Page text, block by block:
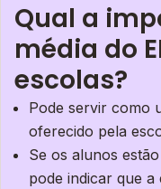
Qual a
média do
escolas?
Pode servir como
oferecido pela
Se os alunos
pode indicar que